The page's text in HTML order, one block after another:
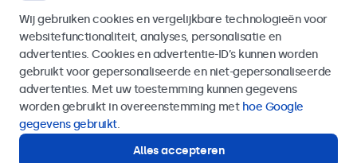
4.8/5 door 5000+ bedrijven
Nederlands
Verzenden
Of bel ons op
Hulp of advies nodig?
Wij gebruiken cookies en vergelijkbare technologieën voor
websitefunctionaliteit, analyses, personalisatie en
advertenties. Cookies en advertentie-ID’s kunnen worden
gebruikt voor gepersonaliseerde en niet-gepersonaliseerde
advertenties. Met uw toestemming kunnen gegevens
worden gebruikt in overeenstemming met hoe Google
gegevens gebruikt.
Alles accepteren